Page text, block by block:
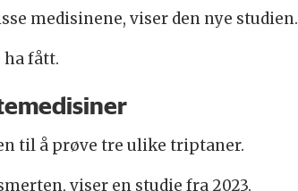
medisinene, viser den nye studien.
ha fått.
til å prøve tre ulike triptaner.
viser en studie fra 2023.